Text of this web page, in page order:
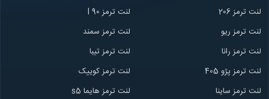
لنت ترمز 206
لنت ترمز l 90
لنت ترمز ریو
لنت ترمز سمند
لنت ترمز رانا
لنت ترمز تیبا
لنت ترمز پژو 405
لنت ترمز کوییک
لنت ترمز ساینا
لنت ترمز هایما s5